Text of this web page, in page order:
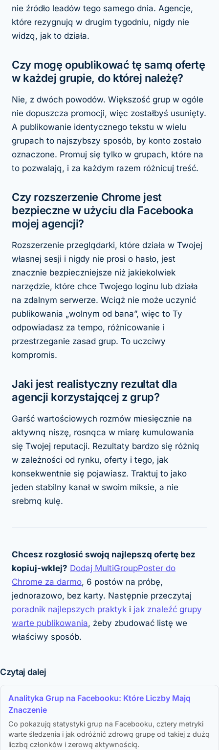
nie źródło leadów tego samego dnia. Agencje,
które rezygnują w drugim tygodniu, nigdy nie
widzą, jak to działa.
Czy mogę opublikować tę samą ofertę
w każdej grupie, do której należę?
Nie, z dwóch powodów. Większość grup w ogóle
nie dopuszcza promocji, więc zostałbyś usunięty.
A publikowanie identycznego tekstu w wielu
grupach to najszybszy sposób, by konto zostało
oznaczone. Promuj się tylko w grupach, które na
to pozwalają, i za każdym razem różnicuj treść.
Czy rozszerzenie Chrome jest
bezpieczne w użyciu dla Facebooka
mojej agencji?
Rozszerzenie przeglądarki, które działa w Twojej
własnej sesji i nigdy nie prosi o hasło, jest
znacznie bezpieczniejsze niż jakiekolwiek
narzędzie, które chce Twojego loginu lub działa
na zdalnym serwerze. Wciąż nie może uczynić
publikowania „wolnym od bana”, więc to Ty
odpowiadasz za tempo, różnicowanie i
przestrzeganie zasad grup. To uczciwy
kompromis.
Jaki jest realistyczny rezultat dla
agencji korzystającej z grup?
Garść wartościowych rozmów miesięcznie na
aktywną niszę, rosnąca w miarę kumulowania
się Twojej reputacji. Rezultaty bardzo się różnią
w zależności od rynku, oferty i tego, jak
konsekwentnie się pojawiasz. Traktuj to jako
jeden stabilny kanał w swoim miksie, a nie
srebrną kulę.
Chcesz rozgłosić swoją najlepszą ofertę bez
kopiuj-wklej? Dodaj MultiGroupPoster do
Chrome za darmo, 6 postów na próbę,
jednorazowo, bez karty. Następnie przeczytaj
poradnik najlepszych praktyk i jak znaleźć grupy
warte publikowania, żeby zbudować listę we
właściwy sposób.
Czytaj dalej
Analityka Grup na Facebooku: Które Liczby Mają
Znaczenie
Co pokazują statystyki grup na Facebooku, cztery metryki
warte śledzenia i jak odróżnić zdrową grupę od takiej z dużą
liczbą członków i zerową aktywnością.